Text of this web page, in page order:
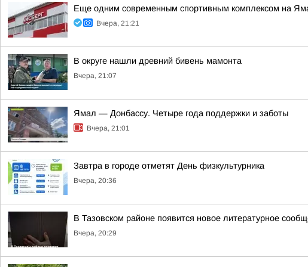
Еще одним современным спортивным комплексом на
Вчера, 21:21
В округе нашли древний бивень мамонта
Вчера, 21:07
Ямал — Донбассу. Четыре года поддержки и заботы
Вчера, 21:01
Завтра в городе отметят День физкультурника
Вчера, 20:36
В Тазовском районе появится новое литературное
Вчера, 20:29